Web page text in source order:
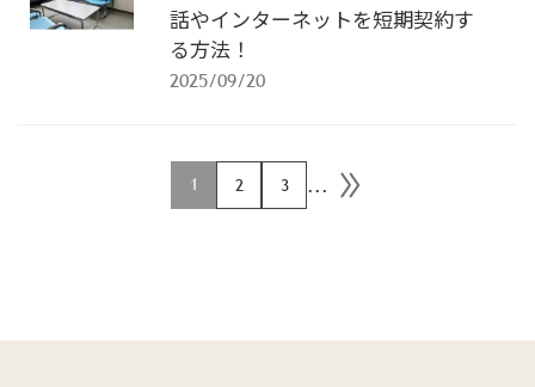
話やインターネットを短期契約す
る方法！
2025/09/20
1 2 3 ...